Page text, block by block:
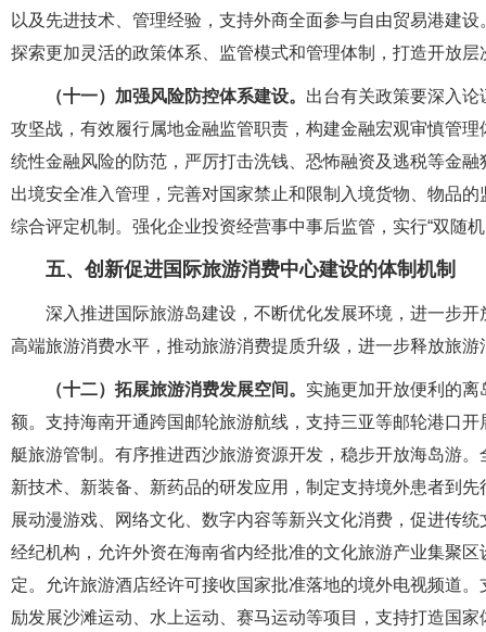
以及先进技术、管理经验，支持外商全面参与自由贸易港建
探索更加灵活的政策体系、监管模式和管理体制，打造开放
（十一）加强风险防控体系建设。 出台有关政策要深入
攻坚战，有效履行属地金融监管职责，构建金融宏观审慎管
统性金融风险的防范，严厉打击洗钱、恐怖融资及逃税等金
出境安全准入管理，完善对国家禁止和限制入境货物、物品
综合评定机制。强化企业投资经营事中事后监管，实行“双随
五、创新促进国际旅游消费中心建设的体制机制
深入推进国际旅游岛建设，不断优化发展环境，进一步
高端旅游消费水平，推动旅游消费提质升级，进一步释放旅
（十二）拓展旅游消费发展空间。 实施更加开放便利的
额。支持海南开通跨国邮轮旅游航线，支持三亚等邮轮港口
艇旅游管制。有序推进西沙旅游资源开发，稳步开放海岛游
新技术、新装备、新药品的研发应用，制定支持境外患者到
展动漫游戏、网络文化、数字内容等新兴文化消费，促进传
经纪机构，允许外资在海南省内经批准的文化旅游产业集聚
定。允许旅游酒店经许可接收国家批准落地的境外电视频道
励发展沙滩运动、水上运动、赛马运动等项目，支持打造国